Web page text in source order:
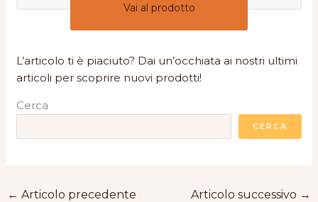
Vai al prodotto
L’articolo ti è piaciuto? Dai un’occhiata ai nostri ultimi
articoli per scoprire nuovi prodotti!
Cerca
CERCA
← Articolo precedente Articolo successivo →